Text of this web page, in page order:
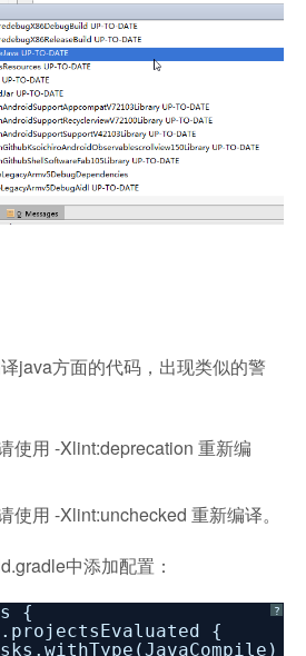
java方面的代码，出现类似的警
使用 -Xlint:deprecation 重新编
使用 -Xlint:unchecked 重新编译。
中添加配置：
?
{
{
{